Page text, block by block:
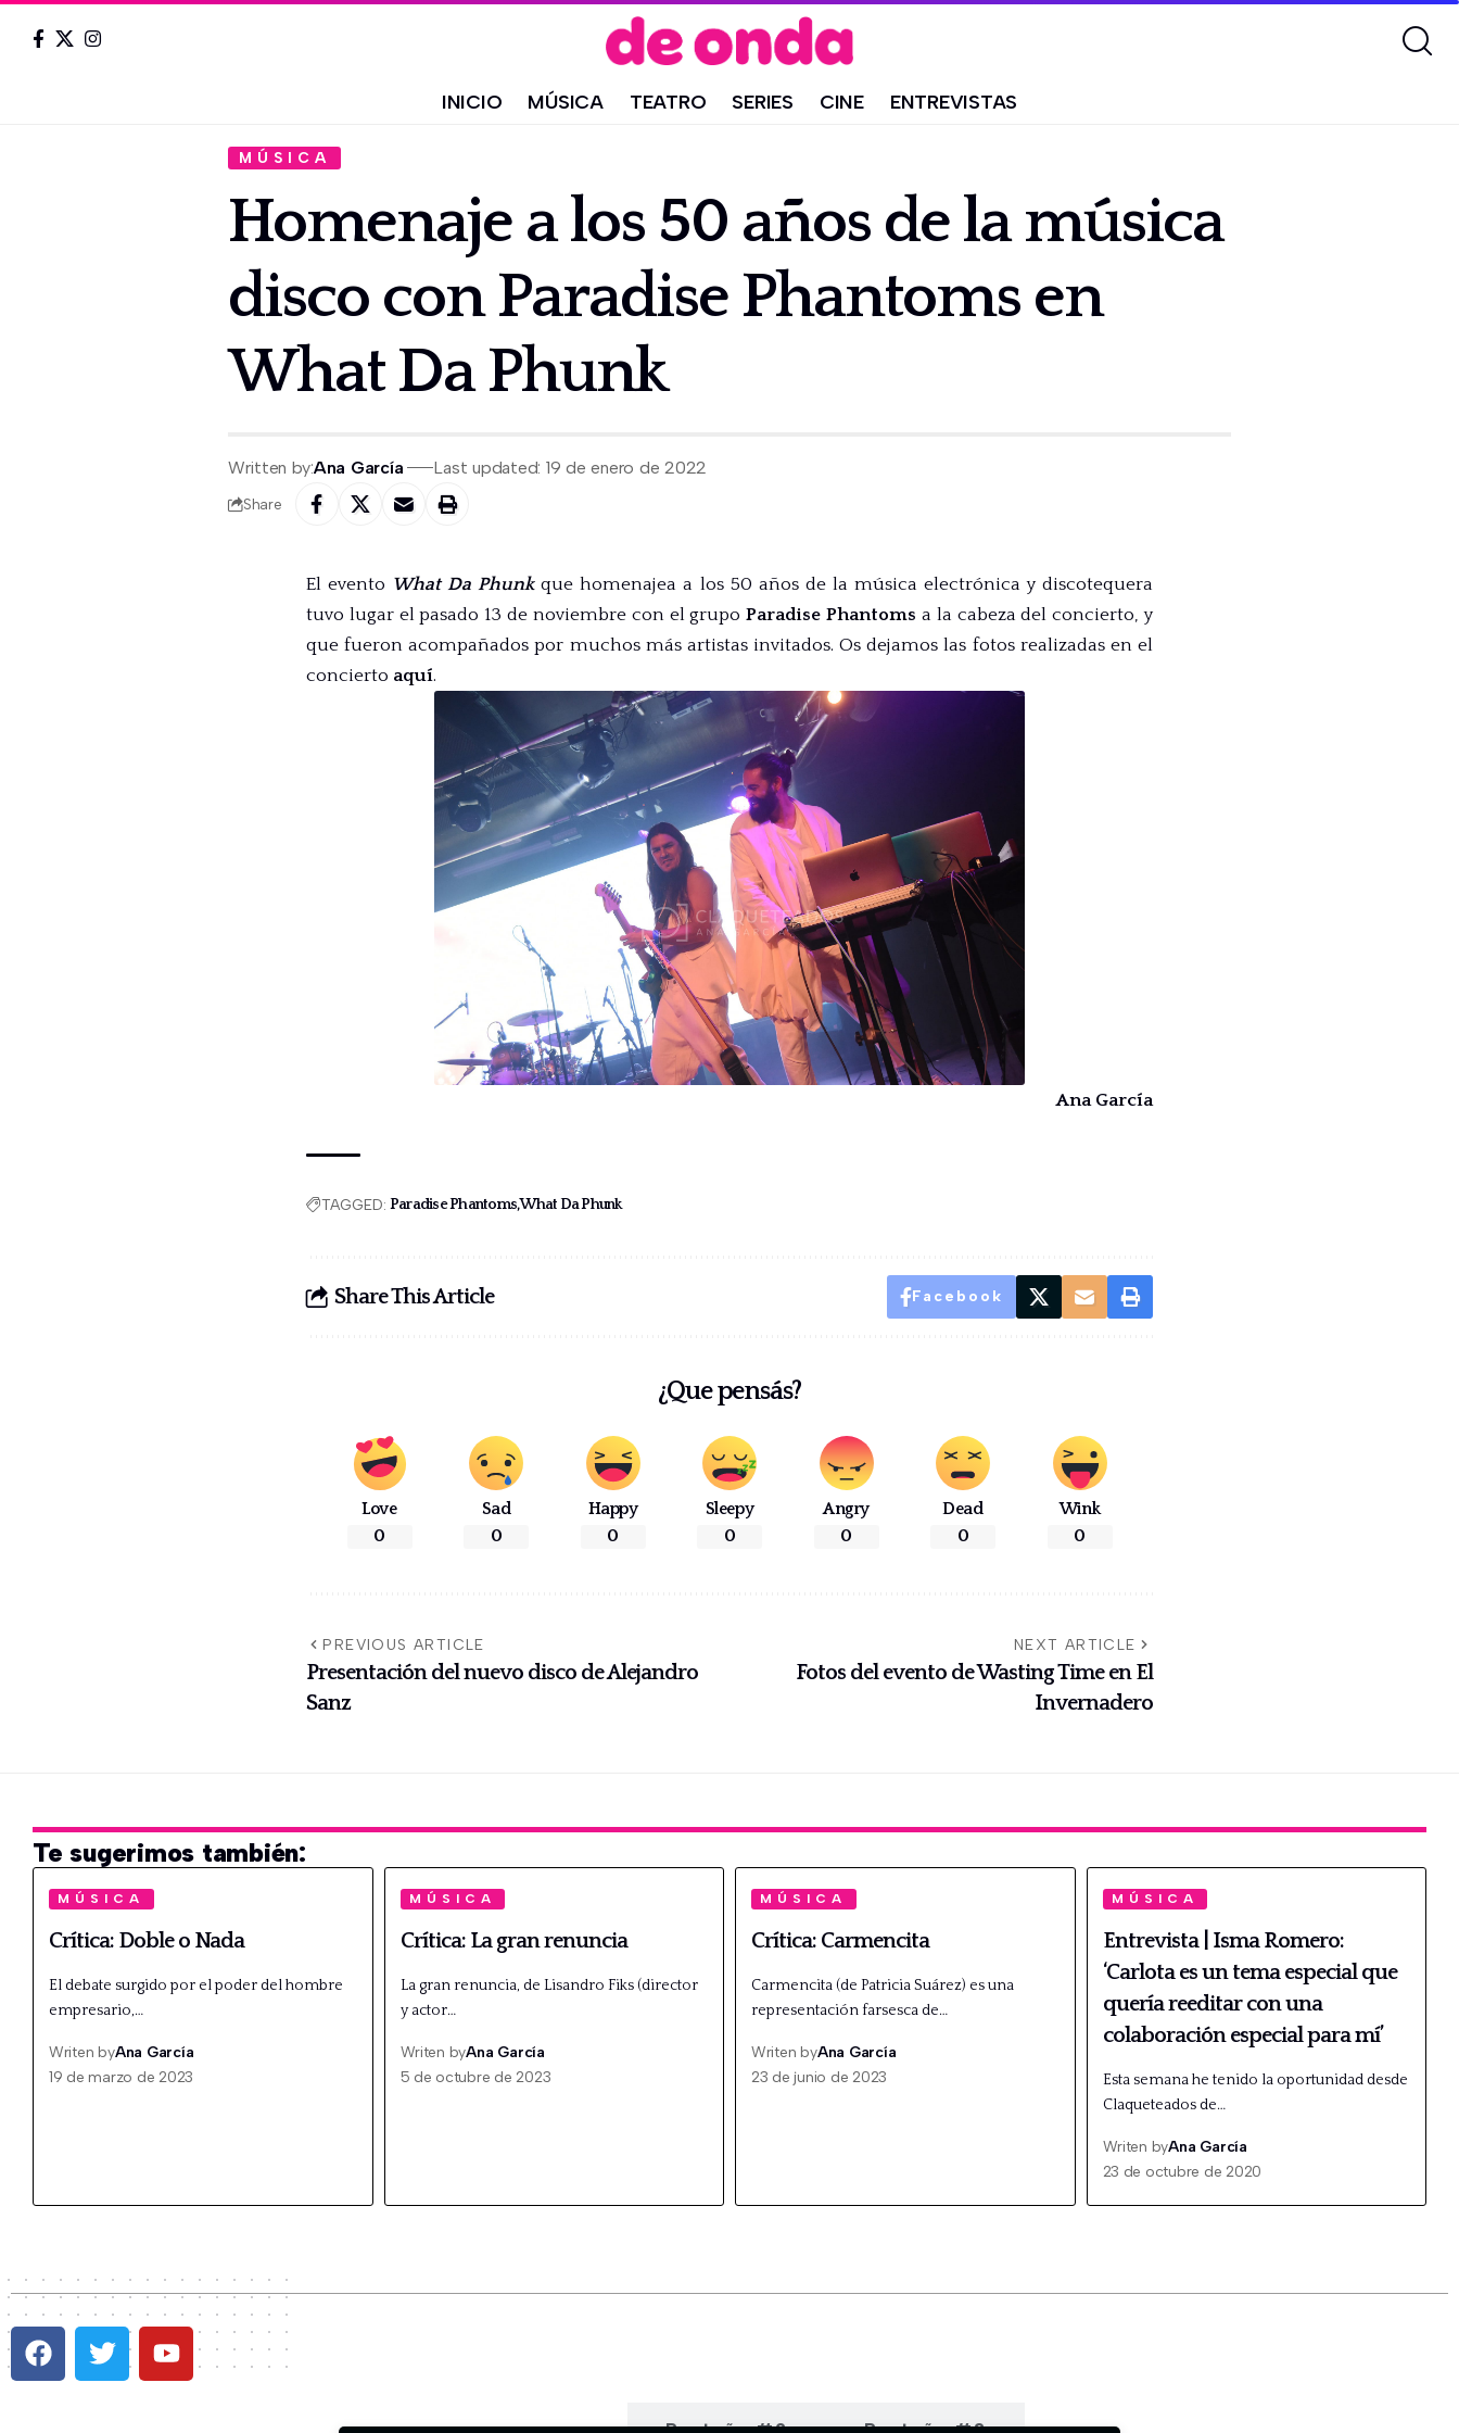
INICIO MÚSICA TEATRO SERIES CINE ENTREVISTAS
MÚSICA
Homenaje a los 50 años de la música
disco con Paradise Phantoms en
What Da Phunk
Written by:Ana García Last updated: 19 de enero de 2022
Share
El evento What Da Phunkque homenajea a los 50 años de la música electrónica y discotequera
tuvo lugar el pasado 13 de noviembre con el grupoParadise Phantoms a la cabeza del concierto, y
que fueron acompañados por muchos más artistas invitados. Os dejamos las fotos realizadas en el
concierto aquí.
Ana García
TAGGED: Paradise PhantomsWhat Da Phunk
Share This Article Facebook
¿Que pensás?
Love
0
Sad
0
Happy
0
Sleepy
0
Angry
0
Dead
0
Wink
0
PREVIOUS ARTICLE
Presentación del nuevo disco de Alejandro
Sanz
NEXT ARTICLE
Fotos del evento de Wasting Time en El
Invernadero
Te sugerimos también:
MÚSICA
Crítica: Doble o Nada
El debate surgido por el poder del hombre
empresario,…
Writen byAna García
19 de marzo de 2023
MÚSICA
Crítica: La gran renuncia
La gran renuncia, de Lisandro Fiks (director
y actor…
Writen byAna García
5 de octubre de 2023
MÚSICA
Crítica: Carmencita
Carmencita (de Patricia Suárez) es una
representación farsesca de…
Writen byAna García
23 de junio de 2023
MÚSICA
Entrevista | Isma Romero:
‘Carlota es un tema especial que
quería reeditar con una
colaboración especial para mí’
Esta semana he tenido la oportunidad desde
Claqueteados de…
Writen byAna García
23 de octubre de 2020